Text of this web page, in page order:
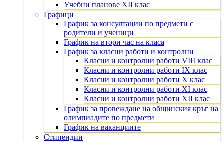
Учебни планове XII клас
Графици
График за консултации по предмети с
родители и ученици
График на втори час на класа
График за класни работи и контролни
Класни и контролни работи VIII клас
Класни и контролни работи IX клас
Класни и контролни работи X клас
Класни и контролни работи XI клас
Класни и контролни работи XII клас
График за провеждане на общинския кръг на
олимпиадите по предмети
График на ваканциите
Стипендии